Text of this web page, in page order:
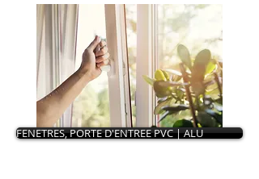
FENETRES, PORTE D'ENTREE PVC | ALU